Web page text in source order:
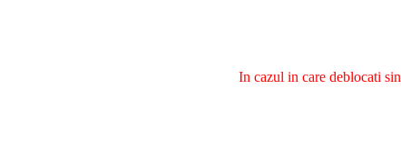
In cazul in care deblocati